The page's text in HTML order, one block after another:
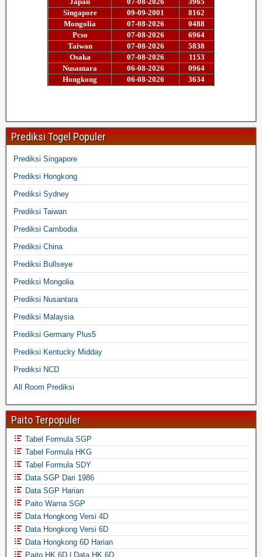
Prediksi Togel Populer
Prediksi Singapore
Prediksi Hongkong
Prediksi Sydney
Prediksi Taiwan
Prediksi Cambodia
Prediksi China
Prediksi Bullseye
Prediksi Mongolia
Prediksi Nusantara
Prediksi Malaysia
Prediksi Germany Plus5
Prediksi Kentucky Midday
Prediksi NCD
All Room Prediksi
Paito Terpopuler
Tabel Formula SGP
Tabel Formula HKG
Tabel Formula SDY
Data SGP Dari 1986
Data SGP Harian
Paito Warna SGP
Data Hongkong Versi 4D
Data Hongkong Versi 6D
Data Hongkong 6D Harian
Paito HK 6D | Data HK 6D